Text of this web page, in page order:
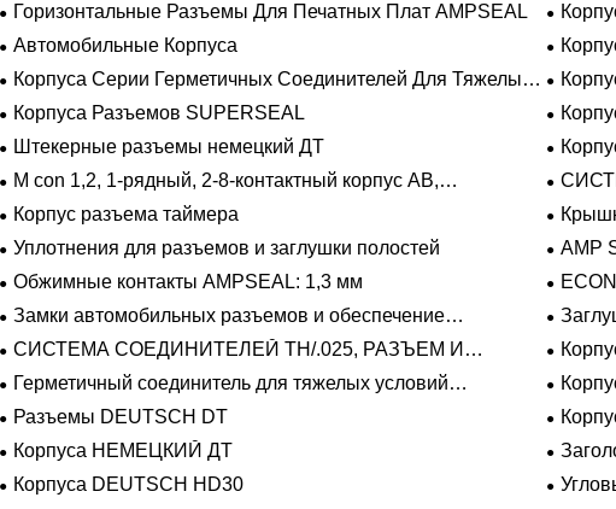
Горизонтальные Разъемы Для Печатных Плат AMPSEAL
Автомобильные Корпуса
Корпуса Серии Герметичных Соединителей Для Тяжелых
Условий Эксплуатации
Корпуса Разъемов SUPERSEAL
Штекерные разъемы немецкий ДТ
M con 1,2, 1-рядный, 2-8-контактный корпус AB,
герметичный
Корпус разъема таймера
Уплотнения для разъемов и заглушки полостей
AMP
Обжимные контакты AMPSEAL: 1,3 мм
Замки автомобильных разъемов и обеспечение
положения
СИСТЕМА СОЕДИНИТЕЛЕЙ TH/.025, РАЗЪЕМ И
ВКЛАДЫШ
Герметичный соединитель для тяжелых условий
эксплуатации Фиксирующие направляющие серии
Разъемы DEUTSCH DT
Корпуса НЕМЕЦКИЙ ДТ
Корпуса DEUTSCH HD30